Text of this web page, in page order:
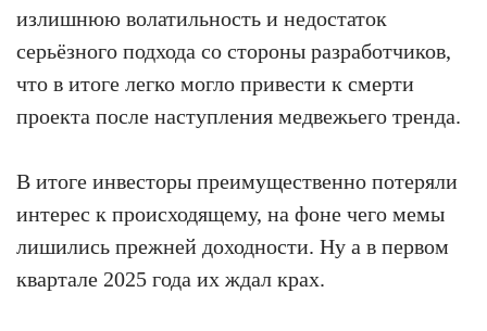
излишнюю волатильность и недостаток
серьёзного подхода со стороны разработчиков,
что в итоге легко могло привести к смерти
проекта после наступления медвежьего тренда.
В итоге инвесторы преимущественно потеряли
интерес к происходящему, на фоне чего мемы
лишились прежней доходности. Ну а в первом
квартале 2025 года их ждал крах.